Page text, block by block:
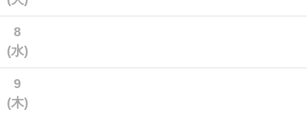
8
(水)
9
(木)